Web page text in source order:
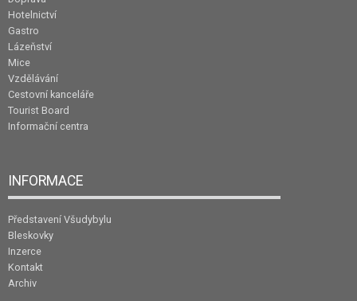
Hotelnictví
Gastro
Lázeňství
Mice
Vzdělávání
Cestovní kanceláře
Tourist Board
Informační centra
INFORMACE
Představení Všudybylu
Bleskovky
Inzerce
Kontakt
Archiv